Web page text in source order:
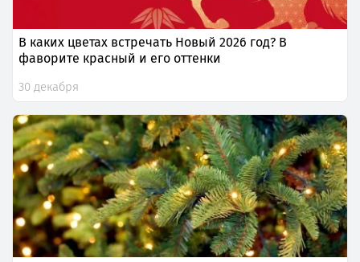
В каких цветах встречать Новый 2026 год? В
фаворите красный и его оттенки
30 декабря